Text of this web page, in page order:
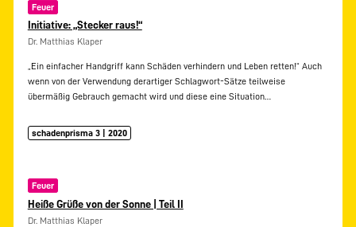
Feuer
Initiative: „Stecker raus!“
Dr. Matthias Klaper
„Ein einfacher Handgriff kann Schäden verhindern und Leben retten!“ Auch
wenn von der Verwendung derartiger Schlagwort-Sätze teilweise
übermäßig Gebrauch gemacht wird und diese eine Situation…
schadenprisma 3 | 2020
Feuer
Heiße Grüße von der Sonne | Teil II
Dr. Matthias Klaper